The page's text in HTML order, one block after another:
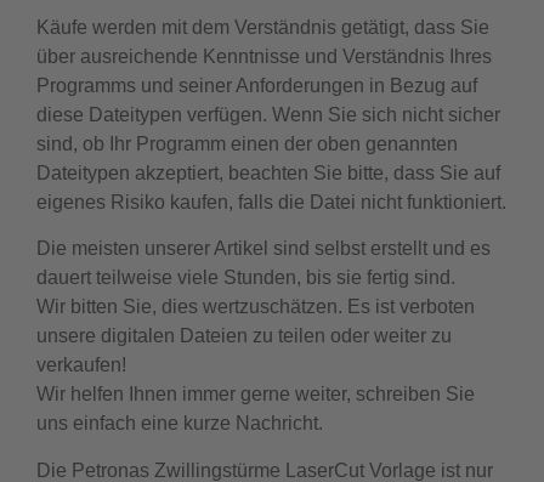
Käufe werden mit dem Verständnis getätigt, dass Sie
über ausreichende Kenntnisse und Verständnis Ihres
Programms und seiner Anforderungen in Bezug auf
diese Dateitypen verfügen. Wenn Sie sich nicht sicher
sind, ob Ihr Programm einen der oben genannten
Dateitypen akzeptiert, beachten Sie bitte, dass Sie auf
eigenes Risiko kaufen, falls die Datei nicht funktioniert.
Die meisten unserer Artikel sind selbst erstellt und es
dauert teilweise viele Stunden, bis sie fertig sind.
Wir bitten Sie, dies wertzuschätzen. Es ist verboten
unsere digitalen Dateien zu teilen oder weiter zu
verkaufen!
Wir helfen Ihnen immer gerne weiter, schreiben Sie
uns einfach eine kurze Nachricht.
Die Petronas Zwillingstürme LaserCut Vorlage ist nur